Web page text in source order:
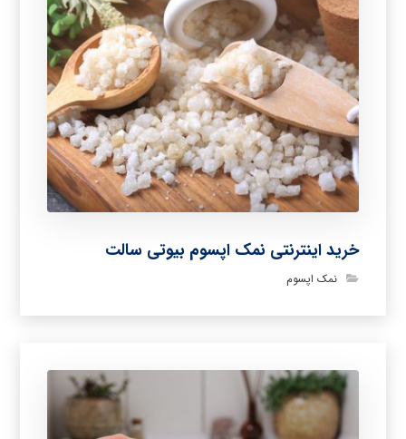
خرید اینترنتی نمک اپسوم بیوتی سالت
نمک اپسوم